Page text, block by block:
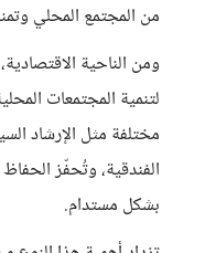
من المجتمع المحلي
ومن الناحية
لتنمية المجتمعات
مختلفة مثل الإرشاد
الفندقية، وتُحفّز
بشكل مستدام.